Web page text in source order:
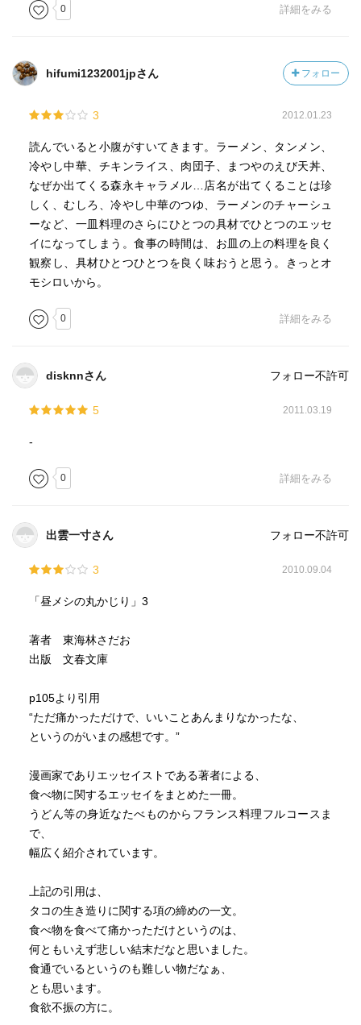
0 詳細をみる
hifumi1232001jpさん フォロー
3 2012.01.23
読んでいると小腹がすいてきます。ラーメン、タンメン、
冷やし中華、チキンライス、肉団子、まつやのえび天丼、
なぜか出てくる森永キャラメル…店名が出てくることは珍
しく、むしろ、冷やし中華のつゆ、ラーメンのチャーシュ
ーなど、一皿料理のさらにひとつの具材でひとつのエッセ
イになってしまう。食事の時間は、お皿の上の料理を良く
観察し、具材ひとつひとつを良く味おうと思う。きっとオ
モシロいから。
0 詳細をみる
disknnさん フォロー不許可
5 2011.03.19
-
0 詳細をみる
出雲一寸さん フォロー不許可
3 2010.09.04
「昼メシの丸かじり」3
著者 東海林さだお
出版 文春文庫
p105より引用
“ただ痛かっただけで、いいことあんまりなかったな、
というのがいまの感想です。”
漫画家でありエッセイストである著者による、
食べ物に関するエッセイをまとめた一冊。
うどん等の身近なたべものからフランス料理フルコースま
で、
幅広く紹介されています。
上記の引用は、
タコの生き造りに関する項の締めの一文。
食べ物を食べて痛かっただけというのは、
何ともいえず悲しい結末だなと思いました。
食通でいるというのも難しい物だなぁ、
とも思います。
食欲不振の方に。